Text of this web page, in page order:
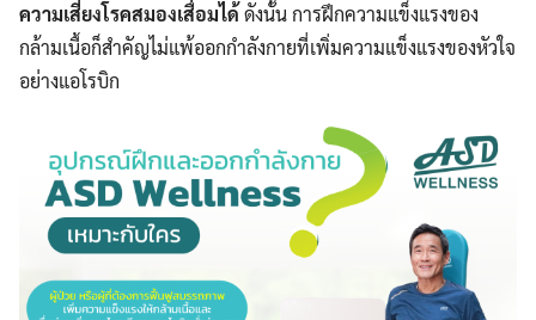
ความเสี่ยงโรคสมองเสื่อมได้ ดังนั้น การฝึกความแข็งแรงของ
กล้ามเนื้อก็สำคัญไม่แพ้ออกกำลังกายที่เพิ่มความแข็งแรงของหัวใจ
อย่างแอโรบิก